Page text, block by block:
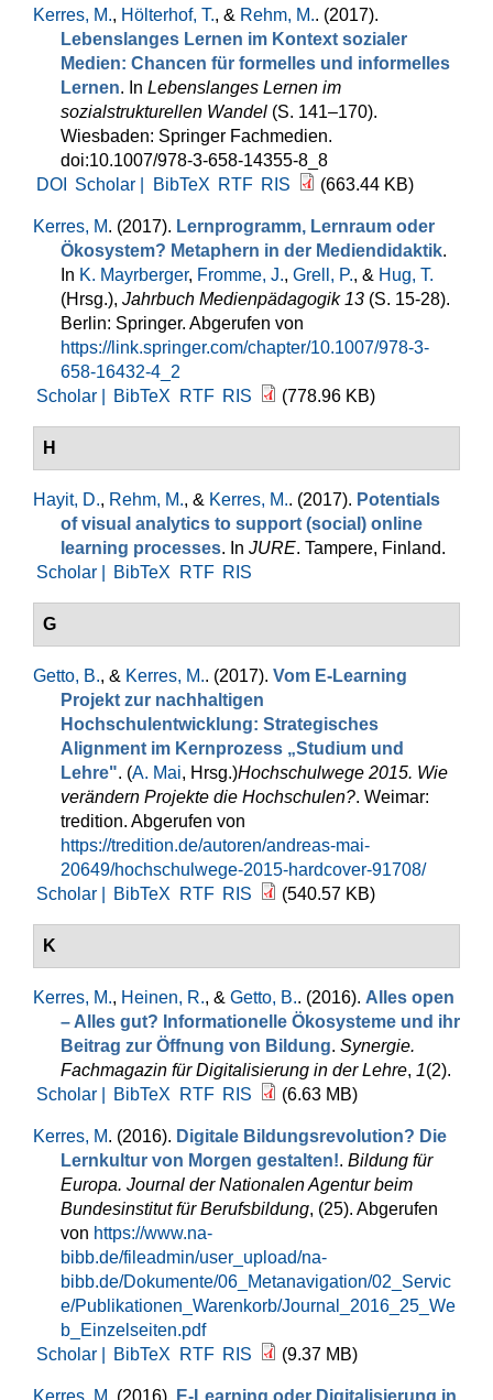
Kerres, M., Hölterhof, T., & Rehm, M.. (2017).
Lebenslanges Lernen im Kontext sozialer
Medien: Chancen für formelles und informelles
Lernen. In Lebenslanges Lernen im
sozialstrukturellen Wandel (S. 141–170).
Wiesbaden: Springer Fachmedien.
doi:10.1007/978-3-658-14355-8_8
DOI
Scholar | BibTeX RTF RIS (663.44 KB)
Kerres, M. (2017). Lernprogramm, Lernraum oder
Ökosystem? Metaphern in der Mediendidaktik.
In K. Mayrberger, Fromme, J., Grell, P., & Hug, T.
(Hrsg.), Jahrbuch Medienpädagogik 13 (S. 15-28).
Berlin: Springer. Abgerufen von
https://link.springer.com/chapter/10.1007/978-3-
658-16432-4_2
Scholar |
BibTeX RTF RIS (778.96 KB)
H
Hayit, D., Rehm, M., & Kerres, M.. (2017). Potentials
of visual analytics to support (social) online
learning processes. In JURE. Tampere, Finland.
Scholar |
BibTeX RTF RIS
G
Getto, B., & Kerres, M.. (2017). Vom E-Learning
Projekt zur nachhaltigen
Hochschulentwicklung: Strategisches
Alignment im Kernprozess „Studium und
Lehre". (A. Mai, Hrsg.)Hochschulwege 2015. Wie
verändern Projekte die Hochschulen?. Weimar:
tredition. Abgerufen von
https://tredition.de/autoren/andreas-mai-
20649/hochschulwege-2015-hardcover-91708/
Scholar |
BibTeX RTF RIS (540.57 KB)
K
Kerres, M., Heinen, R., & Getto, B.. (2016). Alles open
– Alles gut? Informationelle Ökosysteme und ihr
Beitrag zur Öffnung von Bildung. Synergie.
Fachmagazin für Digitalisierung in der Lehre, 1(2).
Scholar |
BibTeX RTF RIS (6.63 MB)
Kerres, M. (2016). Digitale Bildungsrevolution? Die
Lernkultur von Morgen gestalten!. Bildung für
Europa. Journal der Nationalen Agentur beim
Bundesinstitut für Berufsbildung, (25). Abgerufen
von https://www.na-
bibb.de/fileadmin/user_upload/na-
bibb.de/Dokumente/06_Metanavigation/02_Servic
e/Publikationen_Warenkorb/Journal_2016_25_We
b_Einzelseiten.pdf
Scholar |
BibTeX RTF RIS (9.37 MB)
Kerres, M . (2016). E-Learning oder Digitalisierung in